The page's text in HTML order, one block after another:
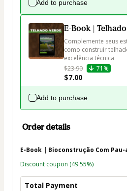
Add to purchase
E-Book |
Complemente seus
como construir
excelência técnica
$23.90
71%
$7.00
Add to purchase
Order details
E-Book | Bioconstrução Com Pau-
Discount coupon (49.55%)
Total Payment